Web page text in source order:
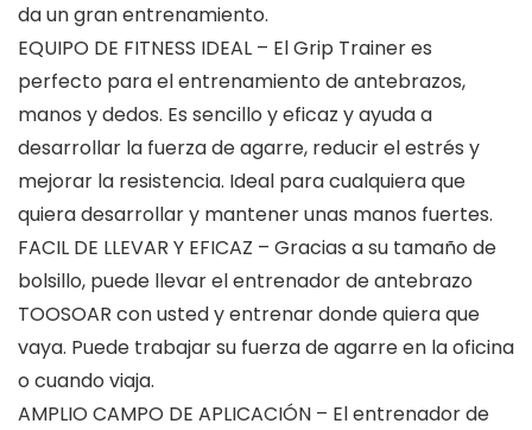
da un gran entrenamiento.
EQUIPO DE FITNESS IDEAL – El Grip Trainer es
perfecto para el entrenamiento de antebrazos,
manos y dedos. Es sencillo y eficaz y ayuda a
desarrollar la fuerza de agarre, reducir el estrés y
mejorar la resistencia. Ideal para cualquiera que
quiera desarrollar y mantener unas manos fuertes.
FACIL DE LLEVAR Y EFICAZ – Gracias a su tamaño de
bolsillo, puede llevar el entrenador de antebrazo
TOOSOAR con usted y entrenar donde quiera que
vaya. Puede trabajar su fuerza de agarre en la oficina
o cuando viaja.
AMPLIO CAMPO DE APLICACIÓN – El entrenador de